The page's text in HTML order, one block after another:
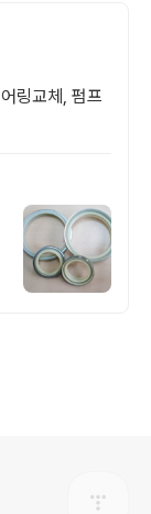
링교체, 펌프